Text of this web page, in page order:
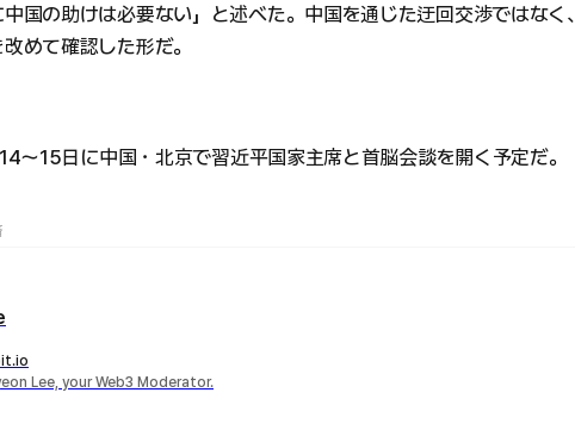
中国の助けは必要ない」と述べた。中国を通じた迂回交渉ではなく、
めて確認した形だ。
〜15日に中国・北京で習近平国家主席と首脳会談を開く予定だ。
Lee, your Web3 Moderator.